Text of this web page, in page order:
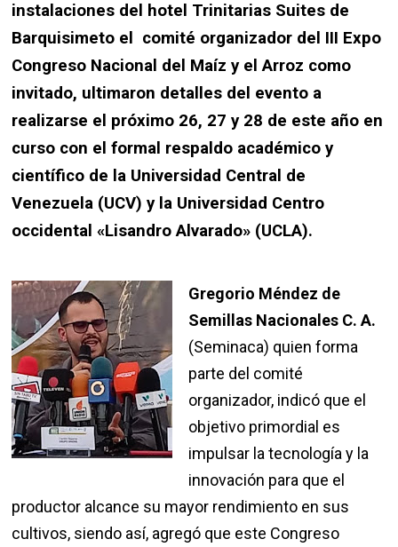
instalaciones del hotel Trinitarias Suites de
Barquisimeto el comité organizador del III Expo
Congreso Nacional del Maíz y el Arroz como
invitado, ultimaron detalles del evento a
realizarse el próximo 26, 27 y 28 de este año en
curso con el formal respaldo académico y
científico de la Universidad Central de
Venezuela (UCV) y la Universidad Centro
occidental «Lisandro Alvarado» (UCLA).
Gregorio Méndez de
Semillas Nacionales C. A.
(Seminaca) quien forma
parte del comité
organizador, indicó que el
objetivo primordial es
impulsar la tecnología y la
innovación para que el
productor alcance su mayor rendimiento en sus
cultivos, siendo así, agregó que este Congreso